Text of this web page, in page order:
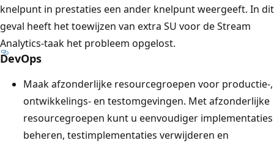
knelpunt in prestaties een ander knelpunt weergeeft. In dit
geval heeft het toewijzen van extra SU voor de Stream
Analytics-taak het probleem opgelost.
DevOps
Maak afzonderlijke resourcegroepen voor productie-,
ontwikkelings- en testomgevingen. Met afzonderlijke
resourcegroepen kunt u eenvoudiger implementaties
beheren, testimplementaties verwijderen en